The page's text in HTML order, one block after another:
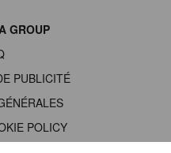
GROUP
PUBLICITÉ
POLICY